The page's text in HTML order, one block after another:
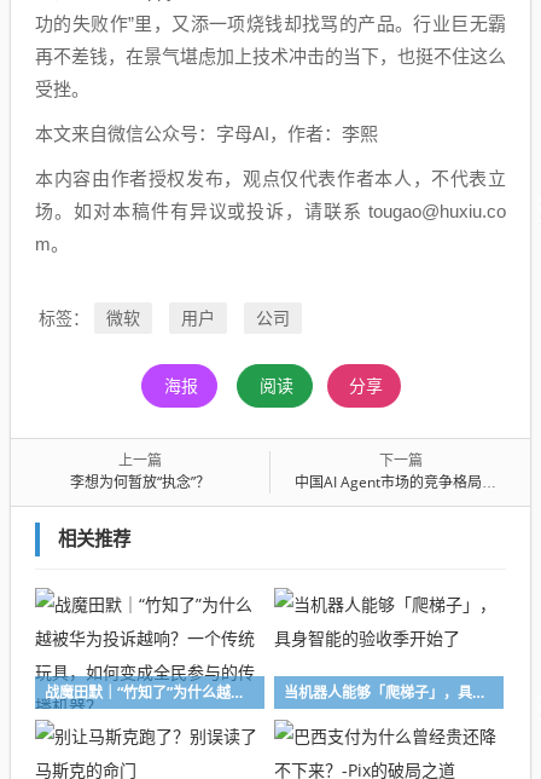
功的失败作”里，又添一项烧钱却找骂的产品。行业巨无霸
再不差钱，在景气堪虑加上技术冲击的当下，也挺不住这么
受挫。
本文来自微信公众号：字母AI，作者：李熙
本内容由作者授权发布，观点仅代表作者本人，不代表立
场。如对本稿件有异议或投诉，请联系 tougao@huxiu.co
m。
标签： 微软 用户 公司
海报 阅读 分享
上一篇
李想为何暂放“执念”？
下一篇
中国AI Agent市场的竞争格局与路径选择
相关推荐
战魔田默｜“竹知了”为什么越被华为投诉越响？一个传统玩具，如何变成全民参与的传播机器？ 当机器人能够「爬梯子」，具身智能的验收季开始了